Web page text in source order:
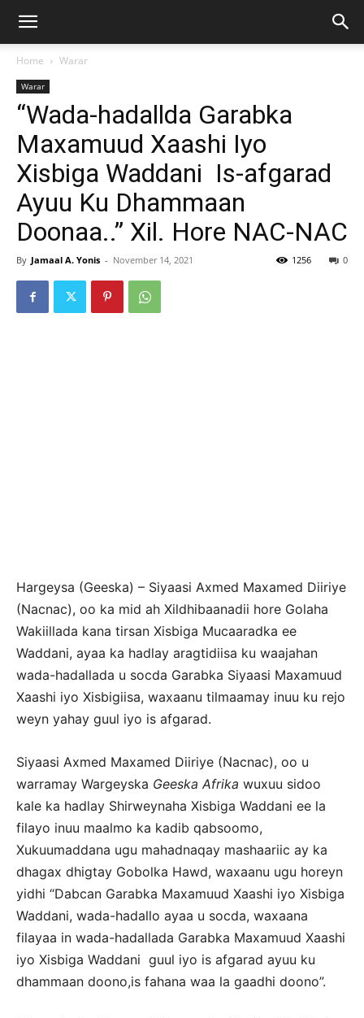
Home Warar
Warar
“Wada-hadallda Garabka
Maxamuud Xaashi Iyo
Xisbiga Waddani Is-afgarad
Ayuu Ku Dhammaan
Doonaa..” Xil. Hore NAC-NAC
By Jamaal A. Yonis - November 14, 2021 0
1256
Hargeysa (Geeska) – Siyaasi Axmed Maxamed Diiriye
(Nacnac), oo ka mid ah Xildhibaanadii hore Golaha
Wakiillada kana tirsan Xisbiga Mucaaradka ee
Waddani, ayaa ka hadlay aragtidiisa ku waajahan
wada-hadallada u socda Garabka Siyaasi Maxamuud
Xaashi iyo Xisbigiisa, waxaanu tilmaamay inuu ku rejo
weyn yahay guul iyo is afgarad.
Siyaasi Axmed Maxamed Diiriye (Nacnac), oo u
warramay Wargeyska Geeska Afrika wuxuu sidoo
kale ka hadlay Shirweynaha Xisbiga Waddani ee la
filayo inuu maalmo ka kadib qabsoomo,
Xukuumaddana ugu mahadnaqay mashaariic ay ka
dhagax dhigtay Gobolka Hawd, waxaanu ugu horeyn
yidhi “Dabcan Garabka Maxamuud Xaashi iyo Xisbiga
Waddani, wada-hadallo ayaa u socda, waxaana
filayaa in wada-hadallada Garabka Maxamuud Xaashi
iyo Xisbiga Waddani guul iyo is afgarad ayuu ku
dhammaan doono,is fahana waa la gaadhi doono”.